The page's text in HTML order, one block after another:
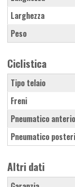
Larghezza
Peso
Ciclistica
Tipo telaio
Freni
Pneumatico
Pneumatico
Altri dati